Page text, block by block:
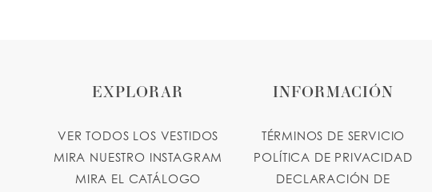
EXPLORAR
VER TODOS LOS VESTIDOS
MIRA NUESTRO INSTAGRAM
MIRA EL CATÁLOGO
INFORMACIÓN
TÉRMINOS DE SERVICIO
POLÍTICA DE PRIVACIDAD
DECLARACIÓN DE